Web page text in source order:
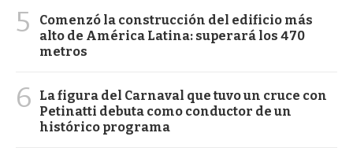
5
Comenzó la construcción del edificio más
alto de América Latina: superará los 470
metros
6
La figura del Carnaval que tuvo un cruce con
Petinatti debuta como conductor de un
histórico programa